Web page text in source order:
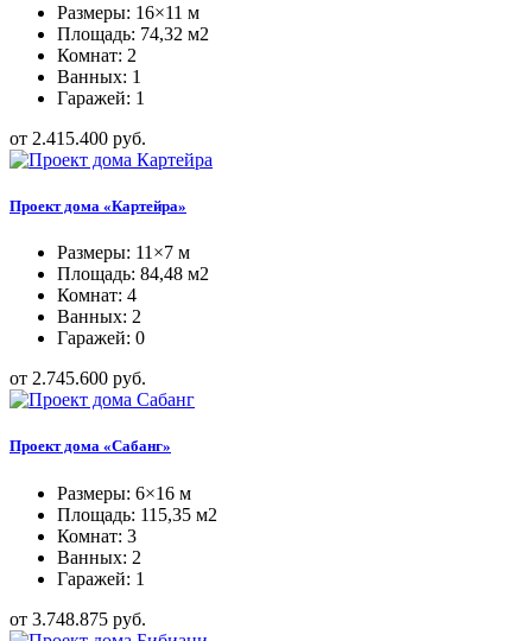
Размеры: 16×11 м
Площадь: 74,32 м2
Комнат: 2
Ванных: 1
Гаражей: 1
от 2.415.400 руб.
Проект дома «Картейра»
Размеры: 11×7 м
Площадь: 84,48 м2
Комнат: 4
Ванных: 2
Гаражей: 0
от 2.745.600 руб.
Проект дома «Сабанг»
Размеры: 6×16 м
Площадь: 115,35 м2
Комнат: 3
Ванных: 2
Гаражей: 1
от 3.748.875 руб.